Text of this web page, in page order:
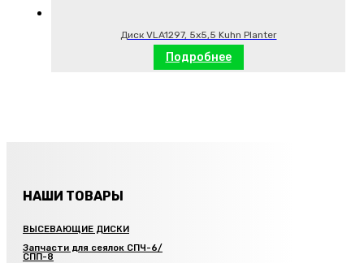
Диск VLA1297, 5х5,5 Kuhn Planter
Подробнее
НАШИ ТОВАРЫ
ВЫСЕВАЮЩИЕ ДИСКИ
Запчасти для сеялок СПЧ-6/
СПП-8